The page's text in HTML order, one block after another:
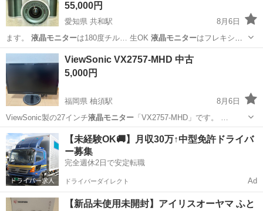
55,000円
愛知県 共和駅
8月6日
ます。 液晶モニターは180度チル… 生OK 液晶モニターはフレキシブ
ル…
愛知 大府市
ViewSonic VX2757-MHD 中古
5,000円
福岡県 柚須駅
8月6日
ViewSonic製の27インチ液晶モニター
福岡 福岡市 柚須駅 PCパーツ
【未経験OK🚚】月収30万↑中型免許ドライバ
ー募集
完全週休2日で安定転職
ドライバーダイレクト Ad
【新品未使用未開封】アイリスオーヤマ ふと